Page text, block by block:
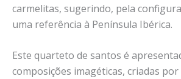
carmelitas, sugerindo, pela
uma referência à Península Ibérica.
Este quarteto de santos é
composições imagéticas, criadas